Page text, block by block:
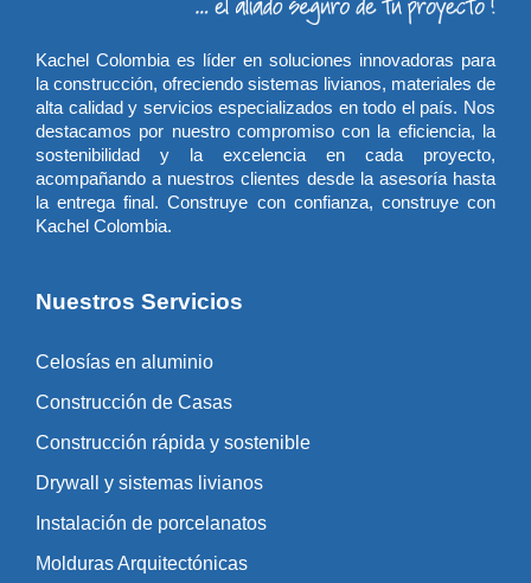
Kachel Colombia es líder en soluciones innovadoras para
la construcción, ofreciendo sistemas livianos, materiales de
alta calidad y servicios especializados en todo el país. Nos
destacamos por nuestro compromiso con la eficiencia, la
sostenibilidad y la excelencia en cada proyecto,
acompañando a nuestros clientes desde la asesoría hasta
la entrega final. Construye con confianza, construye con
Kachel Colombia.
Nuestros Servicios
Celosías en aluminio
Construcción de Casas
Construcción rápida y sostenible
Drywall y sistemas livianos
Instalación de porcelanatos
Molduras Arquitectónicas